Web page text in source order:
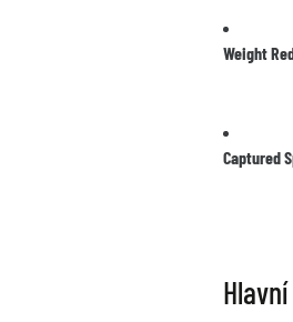
Weight
Captured